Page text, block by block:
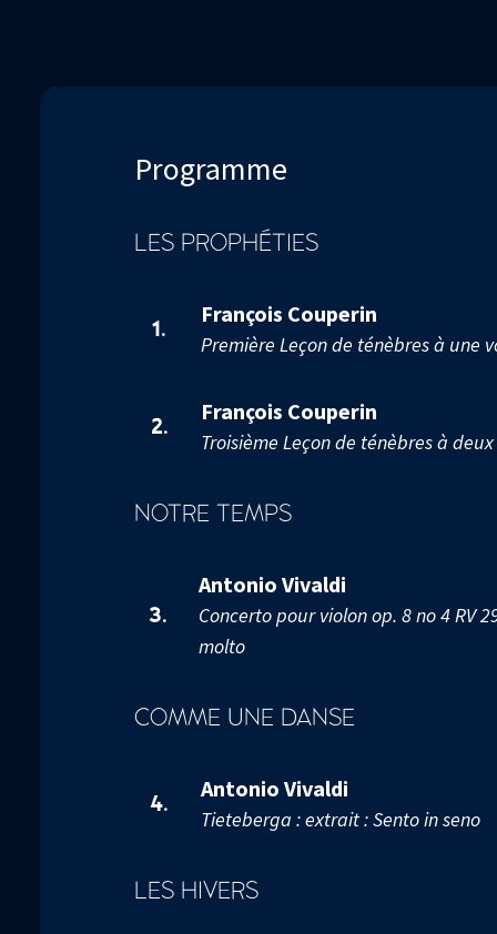
Programme
LES PROPHÉTIES
1.
François Couperin
Première Leçon de ténèbres à une
2.
François Couperin
Troisième Leçon de ténèbres à
NOTRE TEMPS
3.
Antonio Vivaldi
Concerto pour violon op. 8 no 4 RV
molto
COMME UNE DANSE
4.
Antonio Vivaldi
Tieteberga : extrait : Sento in seno
LES HIVERS